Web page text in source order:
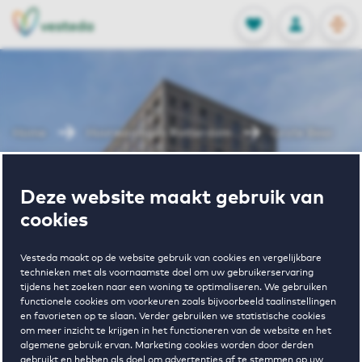
Deze website maakt gebruik van
cookies
Vesteda maakt op de website gebruik van cookies en vergelijkbare
technieken met als voornaamste doel om uw gebruikerservaring
tijdens het zoeken naar een woning te optimaliseren. We gebruiken
functionele cookies om voorkeuren zoals bijvoorbeeld taalinstellingen
en favorieten op te slaan. Verder gebruiken we statistische cookies
om meer inzicht te krijgen in het functioneren van de website en het
algemene gebruik ervan. Marketing cookies worden door derden
FAVORIETEN
Opgeslagen
INLOGGEN
NL
EN
Huurwoningen Rotterdam
Wonen in
Grote Beer